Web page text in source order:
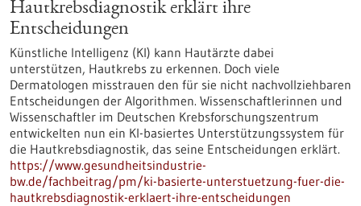
Hautkrebsdiagnostik erklärt ihre
Entscheidungen
Künstliche Intelligenz (KI) kann Hautärzte dabei
unterstützen, Hautkrebs zu erkennen. Doch viele
Dermatologen misstrauen den für sie nicht nachvollziehbaren
Entscheidungen der Algorithmen. Wissenschaftlerinnen und
Wissenschaftler im Deutschen Krebsforschungszentrum
entwickelten nun ein KI-basiertes Unterstützungssystem für
die Hautkrebsdiagnostik, das seine Entscheidungen erklärt.
https://www.gesundheitsindustrie-
bw.de/fachbeitrag/pm/ki-basierte-unterstuetzung-fuer-die-
hautkrebsdiagnostik-erklaert-ihre-entscheidungen